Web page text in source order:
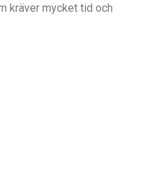
kräver mycket tid och